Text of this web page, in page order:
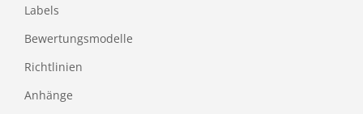
Labels
Bewertungsmodelle
Richtlinien
Anhänge